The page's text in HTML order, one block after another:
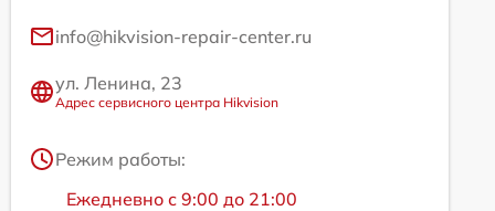
info@hikvision-repair-center.ru
ул. Ленина, 23
Адрес сервисного центра Hikvision
Режим работы:
Ежедневно с 9:00 до 21:00